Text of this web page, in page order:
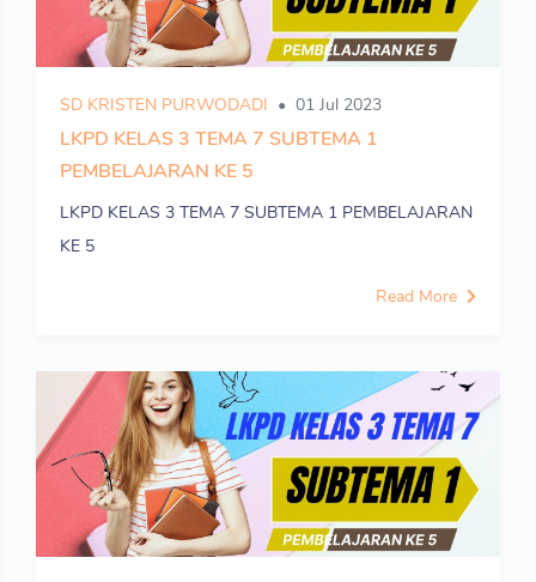
SD KRISTEN PURWODADI 01 Jul 2023
LKPD KELAS 3 TEMA 7 SUBTEMA 1
PEMBELAJARAN KE 5
LKPD KELAS 3 TEMA 7 SUBTEMA 1 PEMBELAJARAN
KE 5
Read More